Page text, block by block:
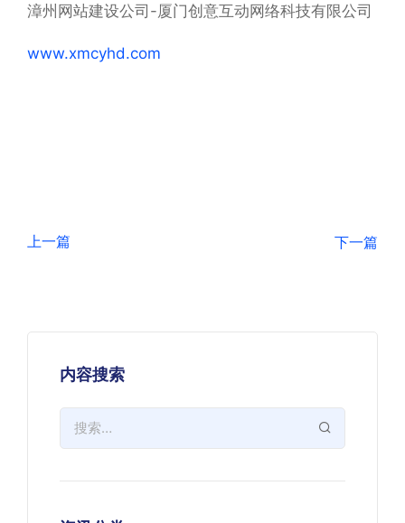
漳州网站建设公司-厦门创意互动网络科技有限公司
www.xmcyhd.com
上一篇 下一篇
内容搜索